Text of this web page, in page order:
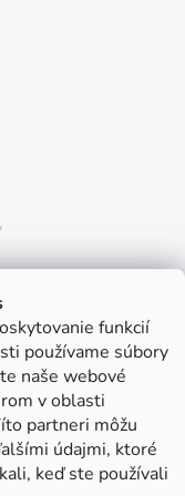
funkcií
používame súbory
naše webové
v oblasti
partneri môžu
údajmi, ktoré
keď ste používali